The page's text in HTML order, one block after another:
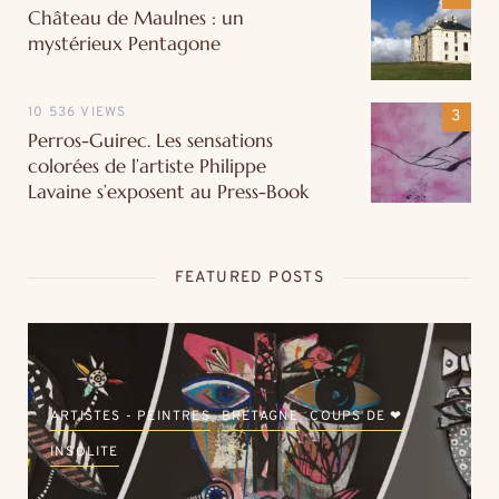
Château de Maulnes : un
mystérieux Pentagone
10 536 VIEWS
Perros-Guirec. Les sensations
colorées de l’artiste Philippe
Lavaine s’exposent au Press-Book
FEATURED POSTS
ARTISTES - PEINTRES BRETAGNE
COUPS DE ❤
INSOLITE